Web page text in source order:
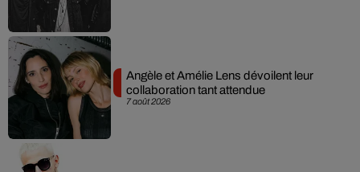
7 août 2026
Angèle et Amélie Lens dévoilent leur
collaboration tant attendue